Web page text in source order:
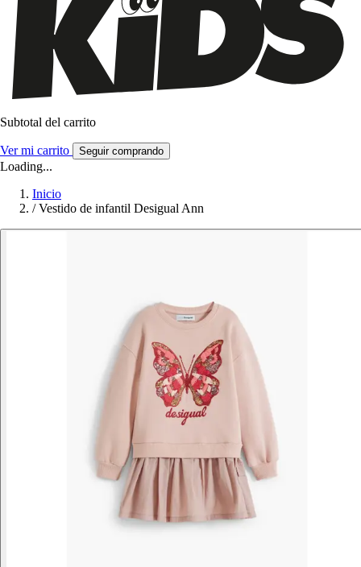
Subtotal del carrito
Ver mi carrito Seguir comprando
Loading...
Inicio
/ Vestido de infantil Desigual Ann